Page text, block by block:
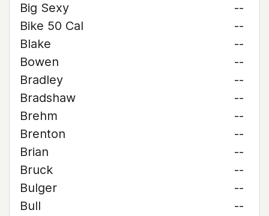
Big Sexy
--
Bike 50 Cal
--
Blake
--
Bowen
--
Bradley
--
Bradshaw
--
Brehm
--
Brenton
--
Brian
--
Bruck
--
Bulger
--
Bull
--